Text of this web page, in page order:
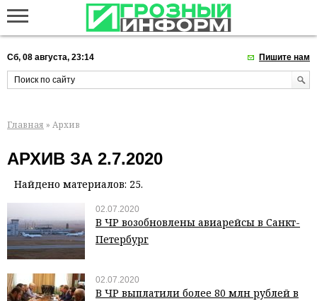
Сб, 08 августа, 23:14 Пишите нам
Главная » Архив
АРХИВ ЗА 2.7.2020
Найдено материалов: 25.
02.07.2020
В ЧР возобновлены авиарейсы в Санкт-
Петербург
02.07.2020
В ЧР выплатили более 80 млн рублей в